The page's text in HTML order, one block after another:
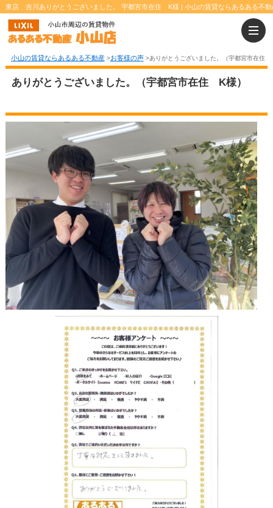
東店 吉川ありがとうございました。 宇都宮市在住 K様 | 小山の賃貸ならあるある不動
小山の賃貸ならあるある不動産>お客様の声>ありがとうございました。（宇都宮市在住
ありがとうございました。（宇都宮市在住 K様）